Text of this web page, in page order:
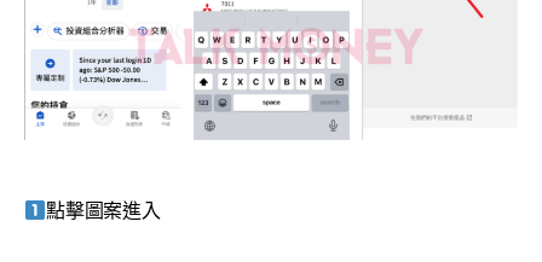
點擊圖案進入